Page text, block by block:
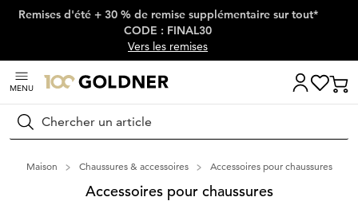
Passer la navigation, aller directement au contenu
Remises d'été + 30 % de remise supplémentaire sur tout*
CODE : FINAL30
Vers les remises
MENU
Rechercher
Maison Chaussures & accessoires Accessoires pour chaussures
Accessoires pour chaussures